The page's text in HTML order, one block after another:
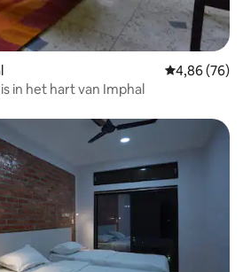
Gemiddelde
4,86 (76)
in het hart van Imphal